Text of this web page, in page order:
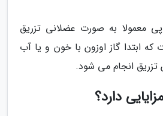
معمولا به صورت عضلانی تزریق
ابتدا گاز اوزون با خون و یا آب
انجام می شود.
دارد؟